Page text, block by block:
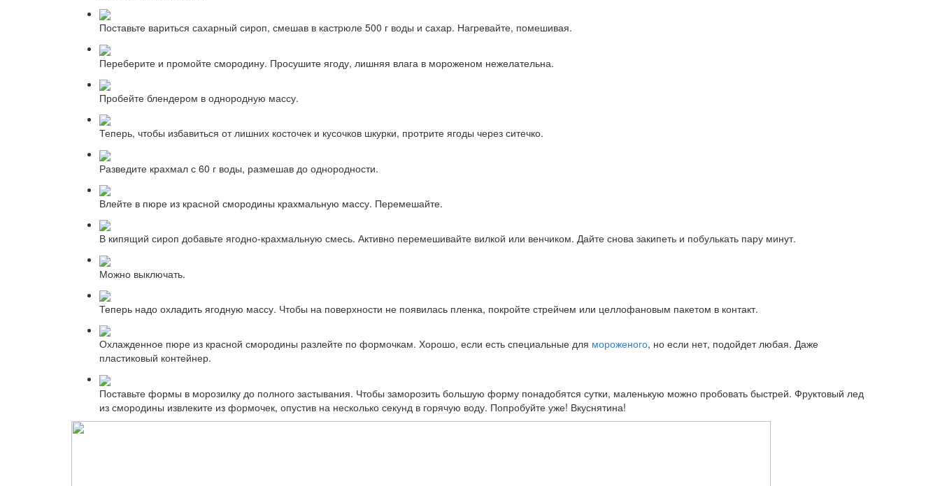
Поставьте вариться сахарный сироп, смешав в кастрюле 500 г воды и сахар. Нагревайте, помешивая.
Переберите и промойте смородину. Просушите ягоду, лишняя влага в мороженом нежелательна.
Пробейте блендером в однородную массу.
Теперь, чтобы избавиться от лишних косточек и кусочков шкурки, протрите ягоды через ситечко.
Разведите крахмал с 60 г воды, размешав до однородности.
Влейте в пюре из красной смородины крахмальную массу. Перемешайте.
В кипящий сироп добавьте ягодно-крахмальную смесь. Активно перемешивайте вилкой или венчиком. Дайте снова закипеть и побулькать пару минут.
Можно выключать.
Теперь надо охладить ягодную массу. Чтобы на поверхности не появилась пленка, покройте стрейчем или целлофановым пакетом в контакт.
Охлажденное пюре из красной смородины разлейте по формочкам. Хорошо, если есть специальные для мороженого, но если нет, подойдет любая. Даже
пластиковый контейнер.
Поставьте формы в морозилку до полного застывания. Чтобы заморозить большую форму понадобятся сутки, маленькую можно пробовать быстрей. Фруктовый лед
из смородины извлеките из формочек, опустив на несколько секунд в горячую воду. Попробуйте уже! Вкуснятина!